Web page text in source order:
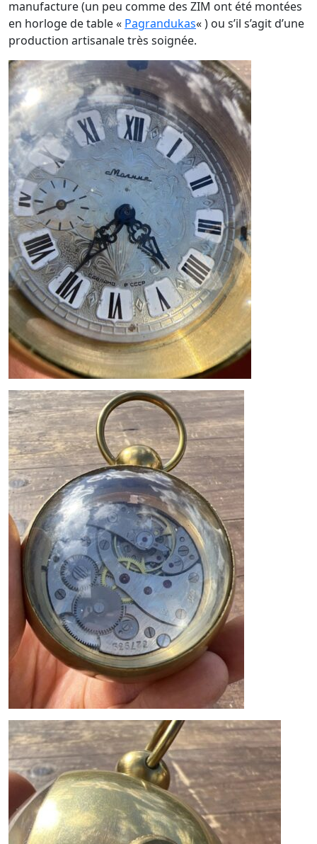
manufacture (un peu comme des ZIM ont été montées
en horloge de table « Pagrandukas« ) ou s’il s’agit d’une
production artisanale très soignée.